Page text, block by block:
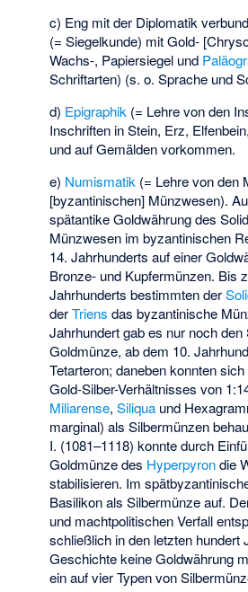
c) Eng mit der Diplomatik
(= Siegelkunde) mit Gold-
Wachs-, Papiersiegel und
Schriftarten) (s. o. Sprache und
d) Epigraphik (= Lehre von den
Inschriften in Stein, Erz,
und auf Gemälden vorkommen.
e) Numismatik (= Lehre von den
[byzantinischen] Münzwesen).
spätantike Goldwährung des
Münzwesen im byzantinischen
14. Jahrhunderts auf einer
Bronze- und Kupfermünzen. Bis
Jahrhunderts bestimmten der
derTriens das byzantinische
Jahrhundert gab es nur noch den
Goldmünze, ab dem 10.
Tetarteron; daneben konnten
Gold-Silber-Verhältnisses von
Miliarense, Siliquaund
marginal) als Silbermünzen
I. (1081–1118) konnte durch
Goldmünze des Hyperpyrondie
stabilisieren. Im
Basilikon als Silbermünze auf.
und machtpolitischen Verfall
schließlich in den letzten hundert
Geschichte keine Goldwährung
ein auf vier Typen von